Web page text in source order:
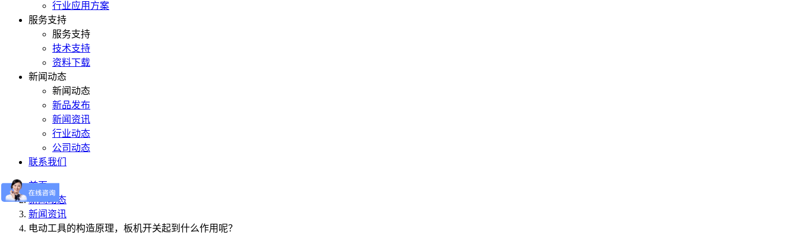
行业应用方案
服务支持
服务支持
技术支持
资料下载
新闻动态
新闻动态
新品发布
新闻资讯
行业动态
公司动态
联系我们
首页
新闻动态
新闻资讯
电动工具的构造原理，板机开关起到什么作用呢？